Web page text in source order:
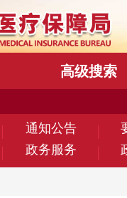
通知公告
政务服务
高级搜索